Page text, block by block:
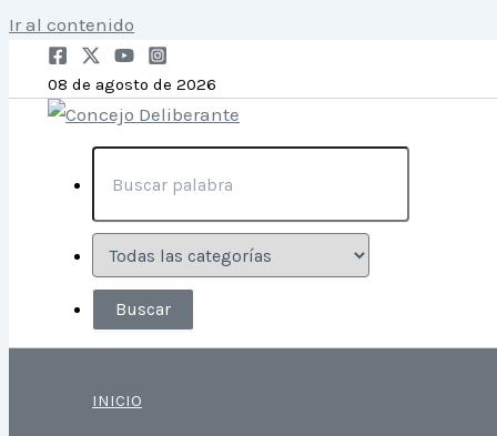
Ir al contenido
08 de agosto de 2026
INICIO